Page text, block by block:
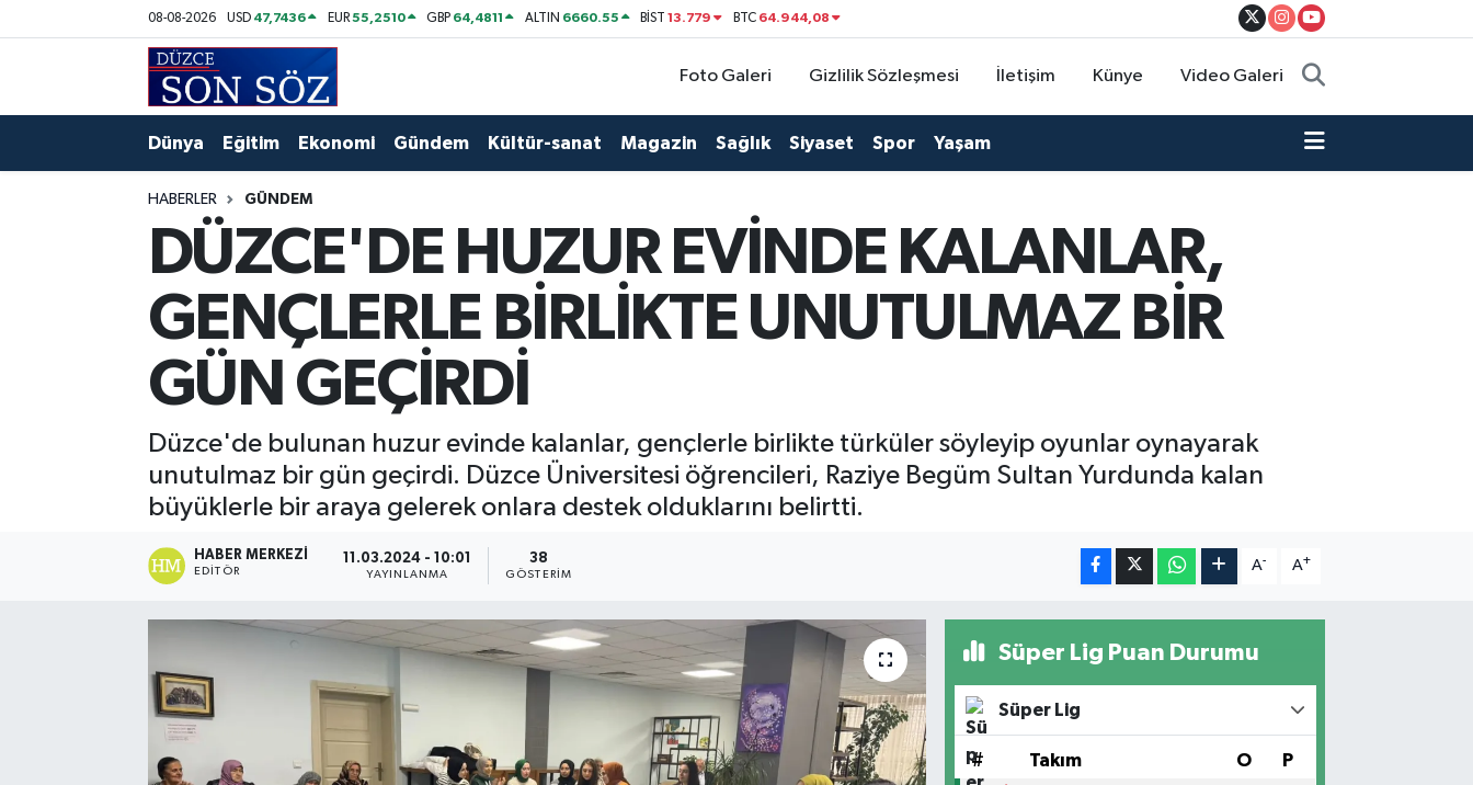
08-08-2026 USD 47,7436 EUR55,2510 GBP 64,4811 ALTIN 6660.55 BİST13.779 BTC 64.944,08
Foto Galeri Gizlilik Sözleşmesi İletişim Künye Video Galeri
Dünya Eğitim Ekonomi Gündem Kültür-sanat Magazin Sağlık Siyaset Spor Yaşam
HABERLER GÜNDEM
DÜZCE'DE HUZUR EVİNDE KALANLAR,
GENÇLERLE BİRLİKTE UNUTULMAZ BİR
GÜN GEÇİRDİ
Düzce'de bulunan huzur evinde kalanlar, gençlerle birlikte türküler söyleyip oyunlar oynayarak
unutulmaz bir gün geçirdi. Düzce Üniversitesi öğrencileri, Raziye Begüm Sultan Yurdunda kalan
büyüklerle bir araya gelerek onlara destek olduklarını belirtti.
HABER MERKEZI
EDITÖR
11.03.2024 - 10:01
YAYINLANMA
38
GÖSTERIM
A- A+
Süper Lig Puan Durumu
Süper Lig
# Takım O P
Gizlilik Sözleşmesi
Video Galeri
Akçakoca Nöbetçi Eczaneler
Akçakoca Hava Durumu
Akçakoca Trafik Yoğunluk Haritası
Süper Lig Puan Durumu ve Fikstür
Tüm Manşetler
Son Dakika Haberleri